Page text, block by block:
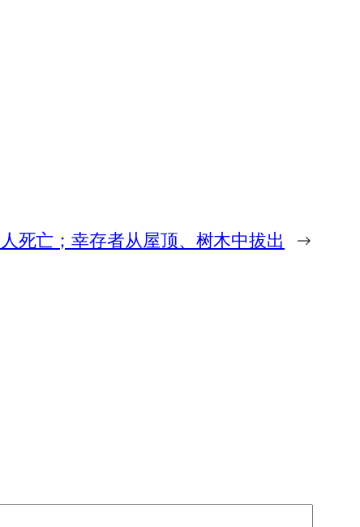
死亡；幸存者从屋顶、树木中拔出 →